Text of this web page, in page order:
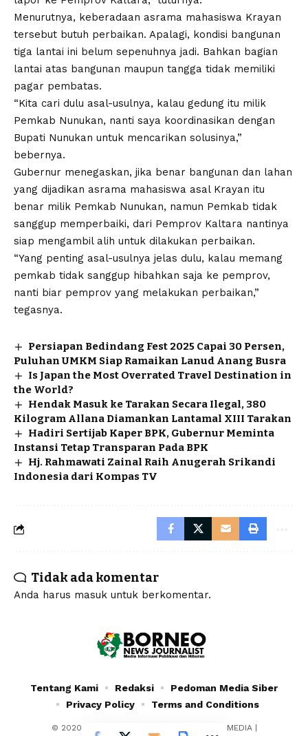
Menurutnya, keberadaan asrama mahasiswa Krayan
tersebut butuh perbaikan. Apalagi, kondisi bangunan
tiga lantai ini belum sepenuhnya jadi. Bahkan bagian
lantai atas bangunan maupun tangga tidak memiliki
pagar pembatas.
“Kita cari dulu asal-usulnya, kalau gedung itu milik
Pemkab Nunukan, nanti saya koordinasikan dengan
Bupati Nunukan untuk mencarikan solusinya,”
bebernya.
Gubernur menegaskan, jika benar bangunan dan lahan
yang dijadikan asrama mahasiswa asal Krayan itu
benar milik Pemkab Nunukan, namun Pemkab tidak
sanggup memperbaiki, dari Pemprov Kaltara nantinya
siap mengambil alih untuk dilakukan perbaikan.
“Yang penting asal-usulnya jelas dulu, kalau memang
pemkab tidak sanggup hibahkan saja ke pemprov,
nanti biar pemprov yang melakukan perbaikan,”
tegasnya.
Persiapan Bedindang Fest 2025 Capai 30 Persen,
Puluhan UMKM Siap Ramaikan Lanud Anang Busra
Is Japan the Most Overrated Travel Destination in
the World?
Hendak Masuk ke Tarakan Secara Ilegal, 380
Kilogram Allana Diamankan Lantamal XIII Tarakan
Hadiri Sertijab Kaper BPK, Gubernur Meminta
Instansi Tetap Transparan Pada BPK
Hj. Rahmawati Zainal Raih Anugerah Srikandi
Indonesia dari Kompas TV
Tidak ada komentar
Anda harus masuk untuk berkomentar.
© 2020 - 2024 - PT. YAFRAN BORNEO MULTIMEDIA |
Tentang Kami Redaksi
Pedoman Media Siber
Privacy Policy
Terms and Conditions